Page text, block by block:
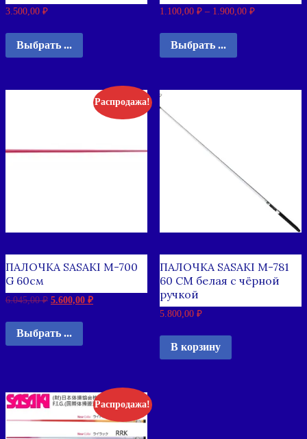
3.500,00 ₽
Выбрать ...
1.100,00 ₽– 1.900,00 ₽
Выбрать ...
Распродажа!
ПАЛОЧКА SASAKI M-700
G 60см
6.045,00₽ 5.600,00 ₽
Выбрать ...
ПАЛОЧКА SASAKI M-781
60 СМ белая с чёрной
ручкой
5.800,00 ₽
В корзину
Распродажа!